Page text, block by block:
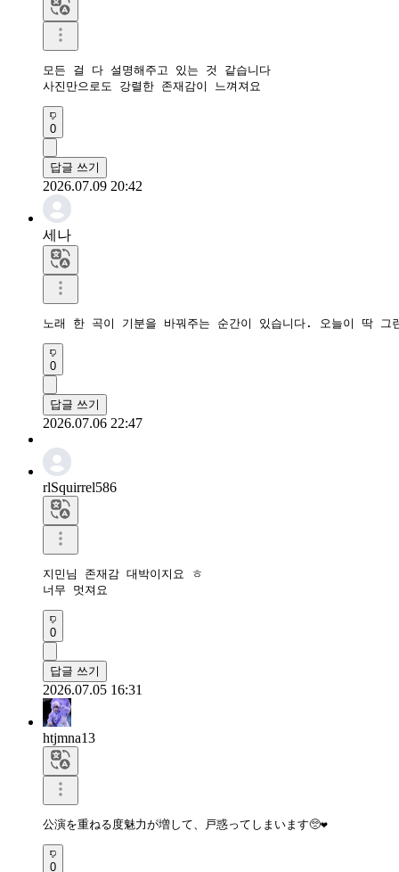
모든 걸 다 설명해주고 있는 것 같습니다
사진만으로도 강렬한 존재감이 느껴져요
0
답글 쓰기
2026.07.09 20:42
세나
노래 한 곡이 기분을 바꿔주는 순간이 있습니다. 오늘이 딱 그
0
답글 쓰기
2026.07.06 22:47
rlSquirrel586
지민님 존재감 대박이지요 ㅎ
너무 멋져요
0
답글 쓰기
2026.07.05 16:31
htjmna13
公演を重ねる度魅力が増して、戸惑ってしまいます🥺❤️
0